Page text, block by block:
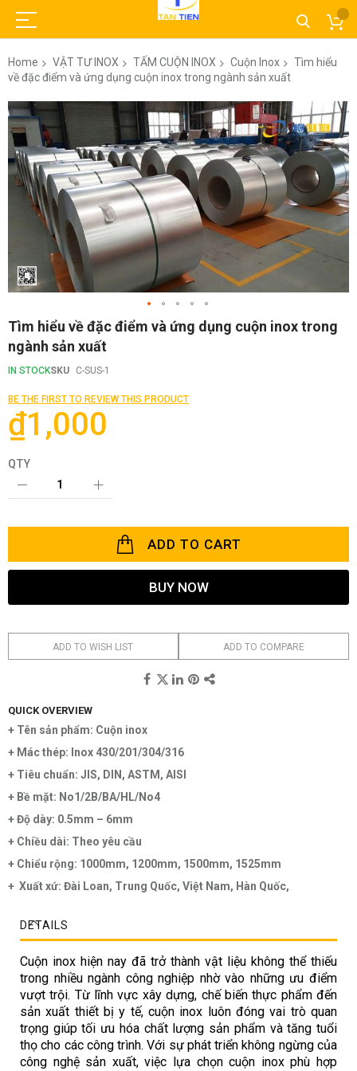
Home VẬT TƯ INOX TẤM CUỘN INOX Cuộn Inox
Tìm hiểu
về đặc điểm và ứng dụng cuộn inox trong ngành sản xuất
Skip
to
the
end
of
the
images
gallery
Skip
the
of
images
gallery
Tìm hiểu về đặc điểm và ứng dụng cuộn inox trong
ngành sản xuất
IN STOCKSKU C-SUS-1
BE THE FIRST TO REVIEW THIS PRODUCT
₫1,000
QTY
ADD TO CART
BUY NOW
ADD TO WISH LIST ADD TO COMPARE
QUICK OVERVIEW
+ Tên sản phẩm: Cuộn inox
+ Mác thép: Inox 430/201/304/316
+ Tiêu chuẩn: JIS, DIN, ASTM, AISI
+ Bề mặt: No1/2B/BA/HL/No4
+ Độ dày: 0.5mm – 6mm
+ Chiều dài: Theo yêu cầu
+ Chiểu rộng: 1000mm, 1200mm, 1500mm, 1525mm
+ Xuất xứ: Đài Loan, Trung Quốc, Việt Nam, Hàn Quốc,
DETAILS
Cuộn inox hiện nay đã trở thành vật liệu không thể thiếu
trong nhiều ngành công nghiệp nhờ vào những ưu điểm
vượt trội. Từ lĩnh vực xây dựng, chế biến thực phẩm đến
sản xuất thiết bị y tế, cuộn inox luôn đóng vai trò quan
trọng giúp tối ưu hóa chất lượng sản phẩm và tăng tuổi
thọ cho các công trình. Với sự phát triển không ngừng của
công nghệ sản xuất, việc lựa chọn cuộn inox phù hợp